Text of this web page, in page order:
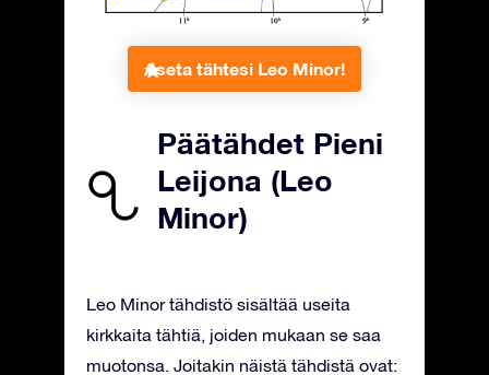
Aseta tähtesi Leo Minor!
Päätähdet Pieni
Leijona (Leo
Minor)
Leo Minor tähdistö sisältää useita
kirkkaita tähtiä, joiden mukaan se saa
muotonsa. Joitakin näistä tähdistä ovat: